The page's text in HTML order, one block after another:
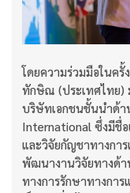
โดยความร่วมมือในค
ทักษิณ (ประเทศไทย)
บริษัทเอกชนชั้นนำด้า
International ซึ่งมีชื่อ
และวิจัยกัญชาทางกา
พัฒนางานวิจัยทางด้า
ทางการรักษาทางกา